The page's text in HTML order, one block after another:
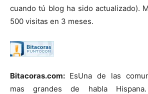
cuando tú blog ha sido actualizado).
500 visitas en 3 meses.
Bitacoras.com: EsUna de las
mas grandes de habla